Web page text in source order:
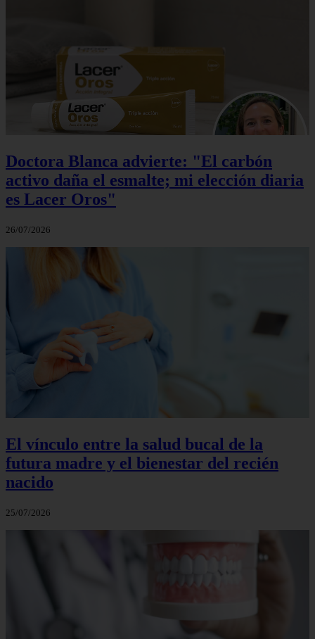
Doctora Blanca advierte: "El carbón
activo daña el esmalte; mi elección diaria
es Lacer Oros"
26/07/2026
El vínculo entre la salud bucal de la
futura madre y el bienestar del recién
nacido
25/07/2026